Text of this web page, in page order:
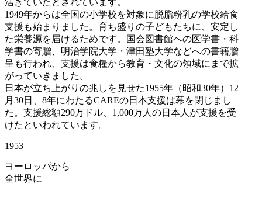
活きていたとされています。
1949年からは全国の小学校を対象に脱脂粉乳の学校給食
支援も始まりました。育ち盛りの子どもたちに、安定し
た栄養源を届けるためです。国会図書館への医学書・科
学書の寄贈、明治学院大学・津田塾大学などへの書籍贈
呈も行われ、支援は食糧から教育・文化の領域にまで拡
がっていきました。
日本が立ち上がりの兆しを見せた1955年（昭和30年）12
月30日、8年にわたるCAREの日本支援は幕を閉じまし
た。支援総額290万ドル、1,000万人の日本人が支援を受
けたといわれています。
1953
ヨーロッパから
全世界に